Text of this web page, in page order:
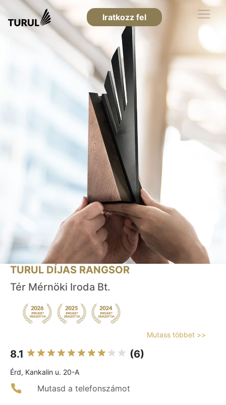
Iratkozz fel
TURUL DÍJAS RANGSOR
Tér Mérnöki Iroda Bt.
Mutass többet >>
8.1 (6)
Érd, Kankalin u. 20-A
Mutasd a telefonszámot